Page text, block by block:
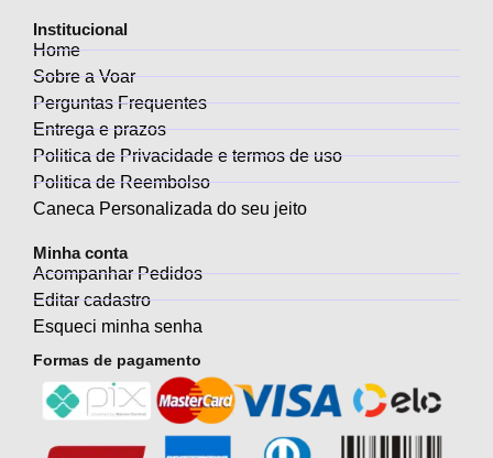
Institucional
Home
Sobre a Voar
Perguntas Frequentes
Entrega e prazos
Politica de Privacidade e termos de uso
Politica de Reembolso
Caneca Personalizada do seu jeito
Minha conta
Acompanhar Pedidos
Editar cadastro
Esqueci minha senha
Formas de pagamento